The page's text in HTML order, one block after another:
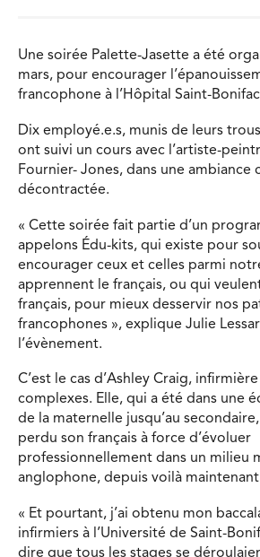
Une soirée Palette-Jasette a été
mars, pour encourager
francophone à l’Hôpital Saint-
Dix employé.e.s, munis de leurs
ont suivi un cours avec l’artiste-
Fournier- Jones, dans une ambiance
décontractée.
« Cette soirée fait partie d’un
appelons Édu-kits, qui existe pour
encourager ceux et celles parmi
apprennent le français, ou qui
français, pour mieux desservir nos
francophones », explique Julie
l’évènement.
C’est le cas d’Ashley Craig,
complexes. Elle, qui a été dans une
de la maternelle jusqu’au
perdu son français à force d’évoluer
professionnellement dans un milieu
anglophone, depuis voilà maintenant
« Et pourtant, j’ai obtenu mon
infirmiers à l’Université de Saint-
dire que tous les stages se